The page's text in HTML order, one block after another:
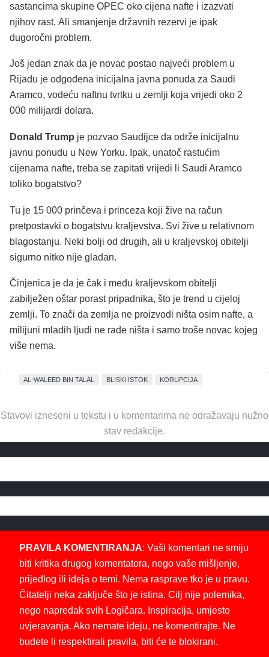
sastancima skupine OPEC oko cijena nafte i izazvati
njihov rast. Ali smanjenje državnih rezervi je ipak
dugoročni problem.
Još jedan znak da je novac postao najveći problem u
Rijadu je odgođena inicijalna javna ponuda za Saudi
Aramco, vodeću naftnu tvrtku u zemlji koja vrijedi oko 2
000 milijardi dolara.
Donald Trump je pozvao Saudijce da održe inicijalnu
javnu ponudu u New Yorku. Ipak, unatoč rastućim
cijenama nafte, treba se zapitati vrijedi li Saudi Aramco
toliko bogatstvo?
Tu je 15 000 prinčeva i princeza koji žive na račun
pretpostavki o bogatstvu kraljevstva. Svi žive u relativnom
blagostanju. Neki bolji od drugih, ali u kraljevskoj obitelji
sigurno nitko nije gladan.
Činjenica je da je čak i među kraljevskom obitelji
zabilježen oštar porast pripadnika, što je trend u cijeloj
zemlji. To znači da zemlja ne proizvodi ništa osim nafte, a
milijuni mladih ljudi ne rade ništa i samo troše novac kojeg
više nema.
AL-WALEED BIN TALAL BLISKI ISTOK KORUPCIJA
Stavovi izneseni u tekstu i u komentarima ne odražavaju nužno
stav redakcije.
PRAVILA KOMENTIRANJA: Vaši komentari ne smiju
biti kritika drugog komentatora, nego vaše mišljenje,
prijedlog ili ideja o temi. Nema rasprave tko je u pravu.
Čitatelji neka zaključe što je istina. Cilj nije polemika,
nego napredak svih Logičara. Inspiracija, umjesto
uvjeravanja. Ako nemate ideju, ne komentirajte. Ne
budete li respektirali pravila, biti će te blokirani.